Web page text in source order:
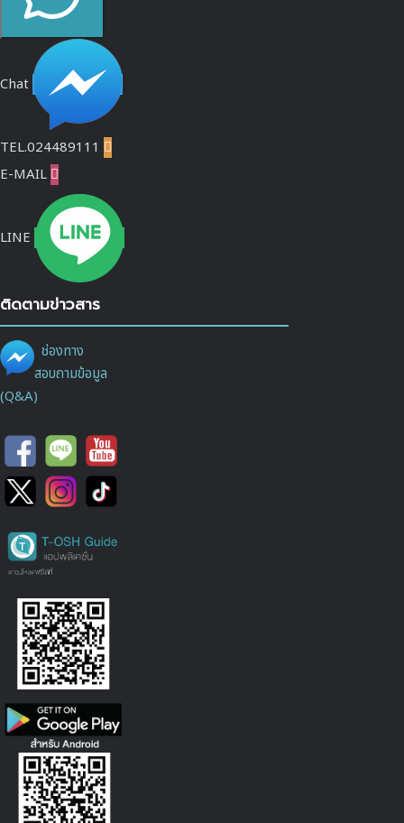
Chat
TEL.024489111 
E-MAIL 
LINE
ติดตามข่าวสาร
ช่องทาง
สอบถามข้อมูล
(Q&A)